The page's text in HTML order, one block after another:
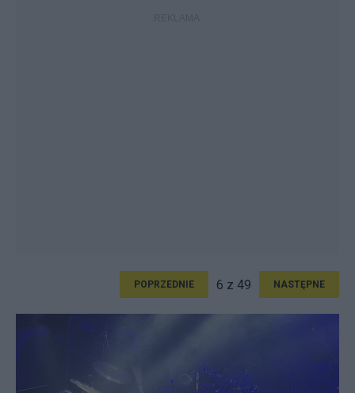
POPRZEDNIE 6 z 49 NASTĘPNE